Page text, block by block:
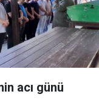
acı günü